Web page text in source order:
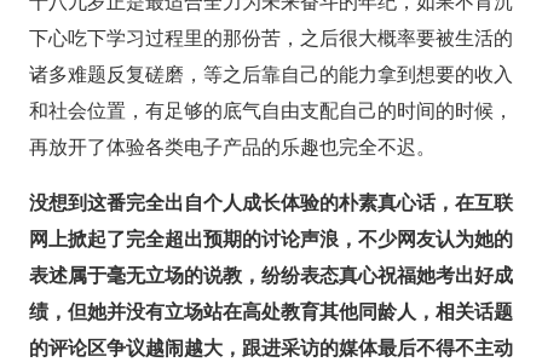
下心吃下学习过程里的那份苦，之后很大概率要被生活的
诸多难题反复磋磨，等之后靠自己的能力拿到想要的收入
和社会位置，有足够的底气自由支配自己的时间的时候，
再放开了体验各类电子产品的乐趣也完全不迟。
没想到这番完全出自个人成长体验的朴素真心话，在互联
网上掀起了完全超出预期的讨论声浪，不少网友认为她的
表述属于毫无立场的说教，纷纷表态真心祝福她考出好成
绩，但她并没有立场站在高处教育其他同龄人，相关话题
的评论区争议越闹越大，跟进采访的媒体最后不得不主动